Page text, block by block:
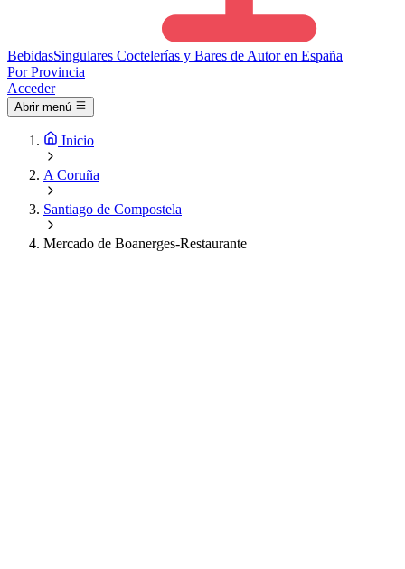
BebidasSingulares Coctelerías y Bares de Autor en España
Por Provincia
Acceder
Abrir menú
Inicio
A Coruña
Santiago de Compostela
Mercado de Boanerges-Restaurante